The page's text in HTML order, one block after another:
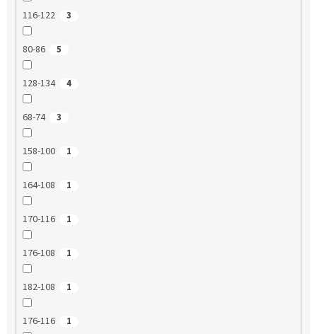
116-122 3
80-86 5
128-134 4
68-74 3
158-100 1
164-108 1
170-116 1
176-108 1
182-108 1
176-116 1